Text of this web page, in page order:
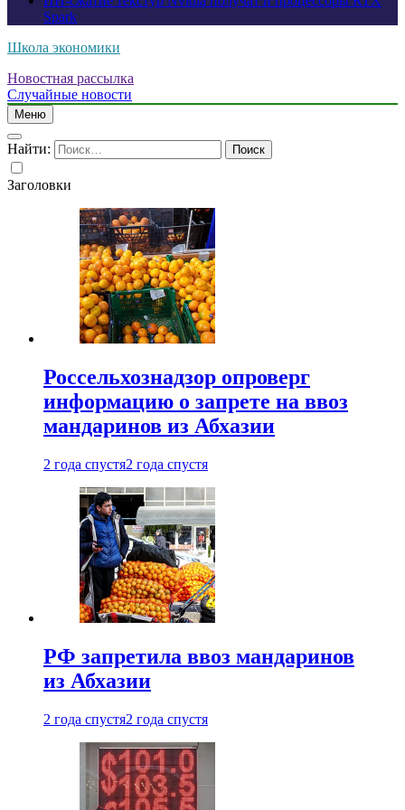
Spark
Школа экономики
Новостная рассылка
Случайные новости
Меню
Найти:
Заголовки
Россельхознадзор опроверг
информацию о запрете на ввоз
мандаринов из Абхазии
2 года спустя2 года спустя
РФ запретила ввоз мандаринов
из Абхазии
2 года спустя2 года спустя